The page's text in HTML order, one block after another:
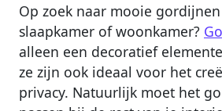
Op zoek naar mooie
slaapkamer of woonkamer?
alleen een decoratief
ze zijn ook ideaal voor het
privacy. Natuurlijk moet het